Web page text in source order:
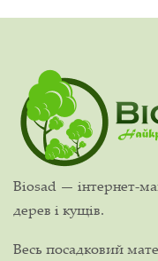
Biosad — інтернет-
дерев і кущів.
Весь посадковий